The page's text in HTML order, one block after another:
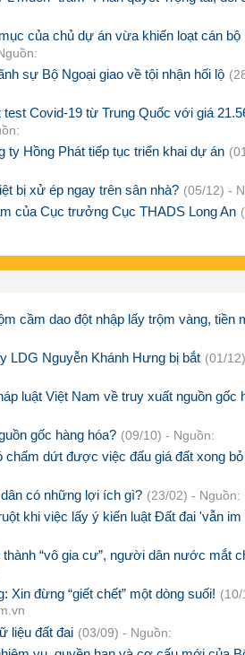
mục của chủ dự án vừa khiến loạt cán bộ
sự Bộ Ngoại giao về tội nhận hối lộ
Covid-19 từ Trung Quốc với giá
ty Hồng Phát tiếp tục triển khai dự án
bị xử ép ngay trên sân nhà? (05/12) -
của Cục trưởng Cục THADS Long An
cầm dao đột nhập lấy trộm vàng, tiền
LDG Nguyễn Khánh Hưng bị bắt (01/
luật Việt Nam về truy xuất nguồn gốc
gốc hàng hóa? (09/10) - Nguồn:
chấm dứt được việc đấu giá đất xong
có những lợi ích gì? (23/02) - Nguồn:
khi việc lấy ý kiến luật Đất đai 'vẫn
“vô gia cư”, người dân nước mắt
Xin đừng “giết chết” một dòng suối!
liệu đất đai (03/09) - Nguồn: